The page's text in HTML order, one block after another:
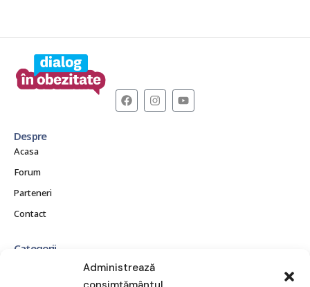
Administrează
Despre
Acasa
Forum
Parteneri
Contact
Categorii
CE ESTE OBEZITATEA?
CONSECINȚE ȘI COMPLICAȚII